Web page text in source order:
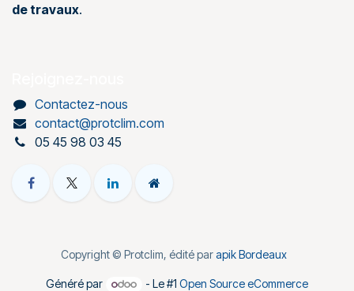
de travaux.
Contactez-nous
contact@protclim.com
05 45 98 03 45
Copyright © Protclim, édité parapik Bordeaux
Généré par - Le #1Open Source eCommerce